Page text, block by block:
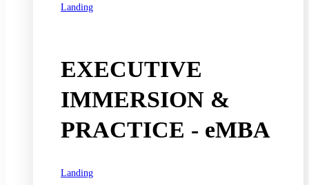
Landing
EXECUTIVE
IMMERSION &
PRACTICE - eMBA
Landing